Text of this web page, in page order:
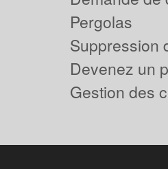
Pergolas
Suppression
Devenez un
Gestion des